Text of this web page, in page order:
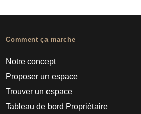
Comment ça marche
Notre concept
Proposer un espace
Trouver un espace
Tableau de bord Propriétaire